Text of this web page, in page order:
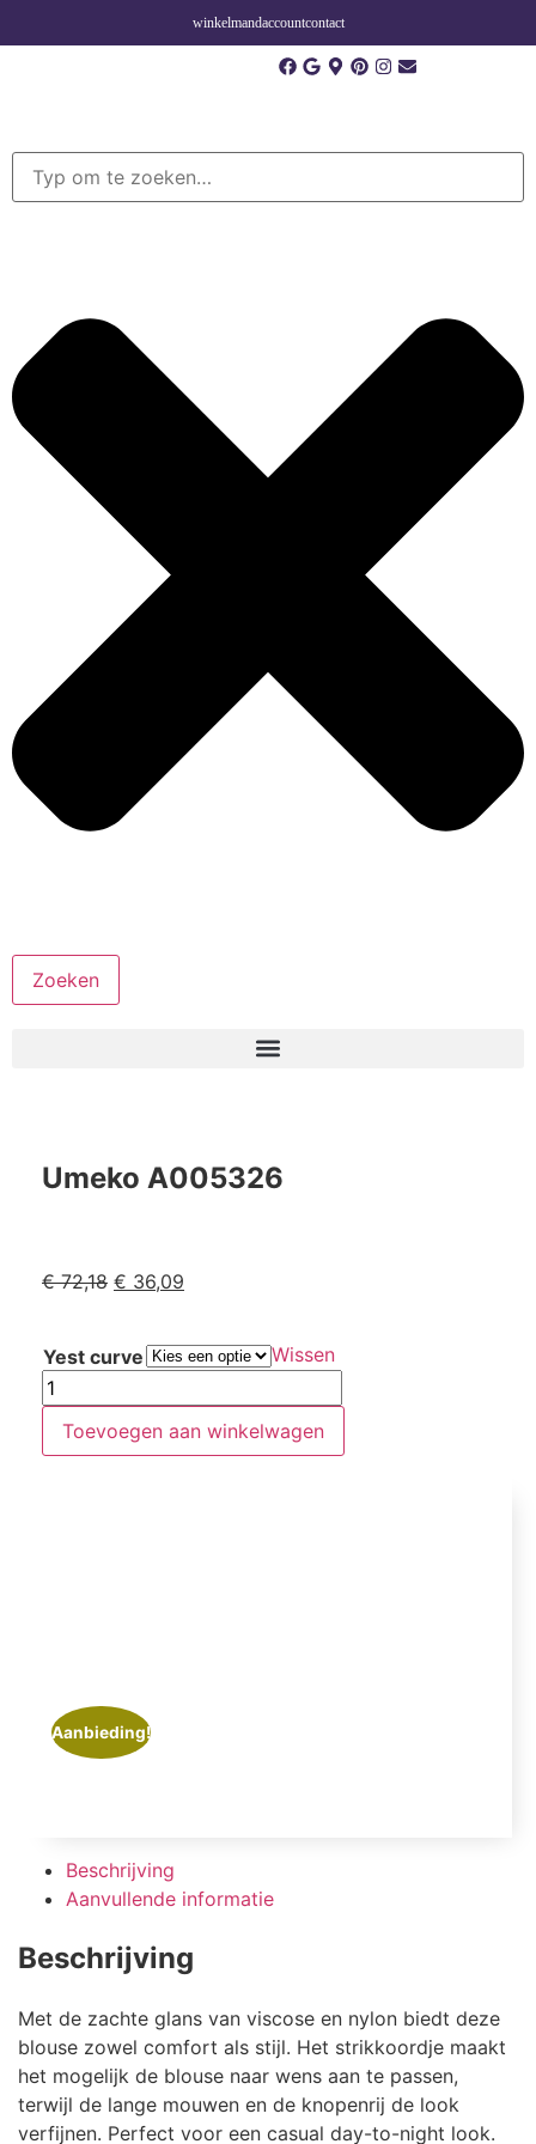
winkelmandaccountcontact
Zoeken
Umeko A005326
€72,18 € 36,09
Yest curve Wissen
Toevoegen aan winkelwagen
Aanbieding!
Beschrijving
Aanvullende informatie
Beschrijving
Met de zachte glans van viscose en nylon biedt deze
blouse zowel comfort als stijl. Het strikkoordje maakt
het mogelijk de blouse naar wens aan te passen,
terwijl de lange mouwen en de knopenrij de look
verfijnen. Perfect voor een casual day-to-night look.